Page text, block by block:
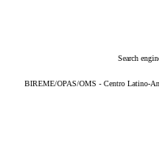
Search
BIREME/OPAS/OMS - Centro Latino-